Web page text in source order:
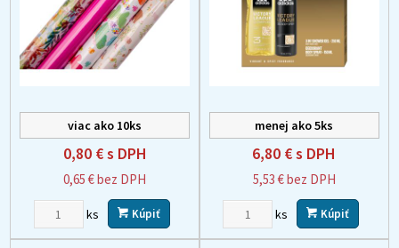
viac ako 10ks
0,80 €s DPH
0,65 €bez DPH
ks Kúpiť
menej ako 5ks
6,80 €s DPH
5,53 €bez DPH
ks Kúpiť